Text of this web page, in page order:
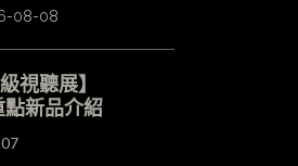
08-08
視聽展】
新品介紹